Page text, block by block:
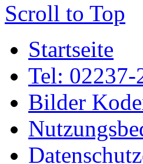
Scroll to Top
Startseite
Tel: 02237-
Bilder